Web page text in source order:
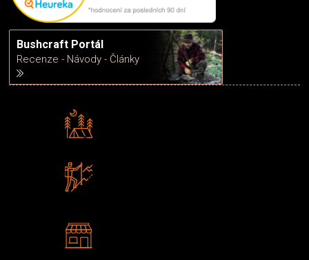
Bushcraft Portál
Recenze - Návody - Články